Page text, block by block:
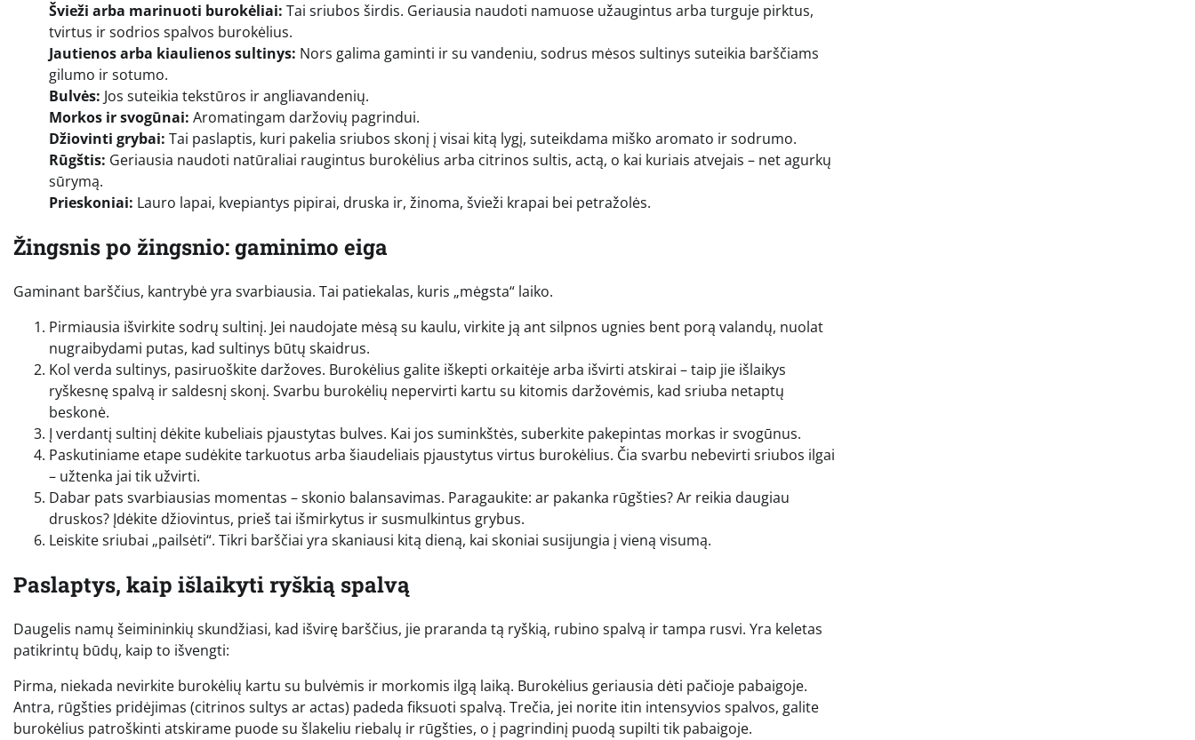
Švieži arba marinuoti burokėliai: Tai sriubos širdis. Geriausia naudoti namuose užaugintus arba turguje pirktus,
tvirtus ir sodrios spalvos burokėlius.
Jautienos arba kiaulienos sultinys: Nors galima gaminti ir su vandeniu, sodrus mėsos sultinys suteikia barščiams
gilumo ir sotumo.
Bulvės: Jos suteikia tekstūros ir angliavandenių.
Morkos ir svogūnai: Aromatingam daržovių pagrindui.
Džiovinti grybai: Tai paslaptis, kuri pakelia sriubos skonį į visai kitą lygį, suteikdama miško aromato ir sodrumo.
Rūgštis: Geriausia naudoti natūraliai raugintus burokėlius arba citrinos sultis, actą, o kai kuriais atvejais – net agurkų
sūrymą.
Prieskoniai: Lauro lapai, kvepiantys pipirai, druska ir, žinoma, švieži krapai bei petražolės.
Žingsnis po žingsnio: gaminimo eiga
Gaminant barščius, kantrybė yra svarbiausia. Tai patiekalas, kuris „mėgsta“ laiko.
Pirmiausia išvirkite sodrų sultinį. Jei naudojate mėsą su kaulu, virkite ją ant silpnos ugnies bent porą valandų, nuolat
nugraibydami putas, kad sultinys būtų skaidrus.
Kol verda sultinys, pasiruoškite daržoves. Burokėlius galite iškepti orkaitėje arba išvirti atskirai – taip jie išlaikys
ryškesnę spalvą ir saldesnį skonį. Svarbu burokėlių nepervirti kartu su kitomis daržovėmis, kad sriuba netaptų
beskonė.
Į verdantį sultinį dėkite kubeliais pjaustytas bulves. Kai jos suminkštės, suberkite pakepintas morkas ir svogūnus.
Paskutiniame etape sudėkite tarkuotus arba šiaudeliais pjaustytus virtus burokėlius. Čia svarbu nebevirti sriubos ilgai
– užtenka jai tik užvirti.
Dabar pats svarbiausias momentas – skonio balansavimas. Paragaukite: ar pakanka rūgšties? Ar reikia daugiau
druskos? Įdėkite džiovintus, prieš tai išmirkytus ir susmulkintus grybus.
Leiskite sriubai „pailsėti“. Tikri barščiai yra skaniausi kitą dieną, kai skoniai susijungia į vieną visumą.
Paslaptys, kaip išlaikyti ryškią spalvą
Daugelis namų šeimininkių skundžiasi, kad išvirę barščius, jie praranda tą ryškią, rubino spalvą ir tampa rusvi. Yra keletas
patikrintų būdų, kaip to išvengti:
Pirma, niekada nevirkite burokėlių kartu su bulvėmis ir morkomis ilgą laiką. Burokėlius geriausia dėti pačioje pabaigoje.
Antra, rūgšties pridėjimas (citrinos sultys ar actas) padeda fiksuoti spalvą. Trečia, jei norite itin intensyvios spalvos, galite
burokėlius patroškinti atskirame puode su šlakeliu riebalų ir rūgšties, o į pagrindinį puodą supilti tik pabaigoje.